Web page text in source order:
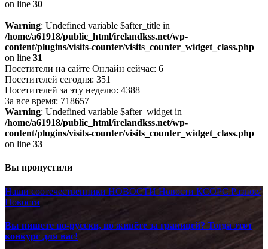
on line 30
Warning: Undefined variable $after_title in
/home/a61918/public_html/irelandkss.net/wp-
content/plugins/visits-counter/visits_counter_widget_class.php
on line 31
Посетители на сайте Онлайн сейчас: 6
Посетителей сегодня: 351
Посетителей за эту неделю: 4388
За все время: 718657
Warning: Undefined variable $after_widget in
/home/a61918/public_html/irelandkss.net/wp-
content/plugins/visits-counter/visits_counter_widget_class.php
on line 33
Вы пропустили
Наши соотечественники НОВОСТИ Новости КСОРС Разное/
Новости
Вы пишете по-русски, но живёте за границей? Тогда этот
конкурс для вас!